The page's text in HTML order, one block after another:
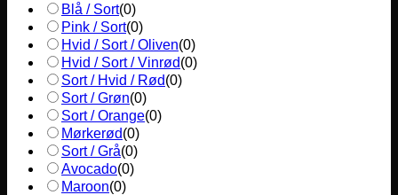
Blå / Sort(0)
Pink / Sort(0)
Hvid / Sort / Oliven(0)
Hvid / Sort / Vinrød(0)
Sort / Hvid / Rød(0)
Sort / Grøn(0)
Sort / Orange(0)
Mørkerød(0)
Sort / Grå(0)
Avocado(0)
Maroon(0)